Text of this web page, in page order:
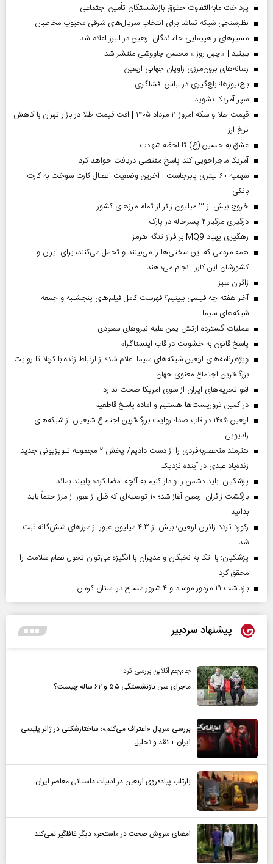
پرداخت مابه‌التفاوت حقوق بازنشستگان تأمین اجتماعی
نظرسنجی شبکه تماشا برای انتخاب سریال‌های شرقی محبوب مخاطبان
مسیر‌های راهپیمایی جاماندگان اربعین در البرز اعلام شد
ببینید | «چهل روز » محسن چاووشی منتشر شد
رسانه‌های برون‌مرزی راویان جهانی اربعین
باج‌نیوزها؛ باج‌گیری در لباس افشاگری
سپر آمریکا نشوید
قیمت طلا و سکه امروز ۱۱ مرداد ۱۴۰۵ | افت قیمت طلا در بازار تهران با کاهش
نرخ ارز
عشق به حسین (ع) تا لحظه شهادت
آمریکا ماجراجویی کند پاسخ مقتضی دریافت خواهد کرد
سهمیه ۶۰ لیتری پابرجاست | آخرین وضعیت اتصال کارت سوخت به کارت
بانکی
خروج بیش از ۳ میلیون زائر از تمام مرز‌های کشور
درگیری مرگبار ۲ پسرخاله در پارک
رهگیری پهپاد MQ9 بر فراز تنگه هرمز
همه مردمی که این سختی‌ها را می‌بینند و تحمل می‌کنند، برای ایران و
کشورشان این کاررا انجام می‌دهند
‌زائران سبز
آخر هفته چه فیلمی ببینیم؟ فهرست کامل فیلم‌های پنجشنبه و جمعه
شبکه‌های سیما
عملیات گسترده ارتش یمن علیه نیروهای سعودی
پاسخ قانون به خشونت در قاب اینستاگرام
ویژه‌برنامه‌های اربعین شبکه‌های سیما اعلام شد؛ از ارتباط زنده با کربلا تا روایت
بزرگ‌ترین اجتماع معنوی جهان
لغو تحریم‌های ایران از سوی آمریکا صحت ندارد
در کمین تروریست‌ها هستیم و آماده پاسخ قاطعیم
اربعین ۱۴۰۵ در قاب صدا؛ روایت بزرگ‌ترین اجتماع شیعیان از شبکه‌های
رادیویی
هنرمند منحصر‌به‌فردی را از دست دادیم/ پخش ۲ مجموعه تلویزیونی جدید
زنده‌یاد عبدی در آینده نزدیک
پزشکیان: باید دشمن را وادار کنیم به آنچه امضا کرده پایبند بماند
بازگشت زائران اربعین آغاز شد؛ ۱۰ توصیه‌ای که قبل از عبور از مرز حتماً باید
بدانید
رکورد تردد زائران اربعین؛ بیش از ۴.۳ میلیون عبور از مرزهای شش‌گانه ثبت
شد
پزشکیان: با اتکا به نخبگان و مدیران با انگیزه می‌توان تحول نظام سلامت را
محقق کرد
بازداشت ۲۱ مزدور موساد و ۴ شرور مسلح در استان کرمان
پیشنهاد سردبیر
جام‌جم آنلاین بررسی کرد
ماجرای سن بازنشستگی ۵۵ و ۶۲ ساله چیست؟
بررسی سریال «اعتراف می‌کنم»؛ ساختارشکنی در ژانر پلیسی
ایران + نقد و تحلیل
بازتاب پیاده‌روی اربعین در ادبیات داستانی معاصر ایران
امضای سروش صحت در «استخر» دیگر غافلگیر نمی‌کند